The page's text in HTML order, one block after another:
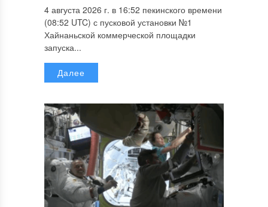
4 августа 2026 г. в 16:52 пекинского времени
(08:52 UTC) с пусковой установки №1
Хайнаньской коммерческой площадки
запуска...
Далее